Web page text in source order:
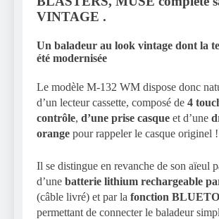
VINTAGE .
Un baladeur au look vintage dont la
été modernisée
Le modèle M-132 WM dispose donc
d’un lecteur cassette, composé de 4
contrôle, d’une prise casque et d’une
orange pour rappeler le casque originel !
Il se distingue en revanche de son aïeul
d’une batterie lithium rechargeable
(câble livré) et par la fonction
permettant de connecter le baladeur